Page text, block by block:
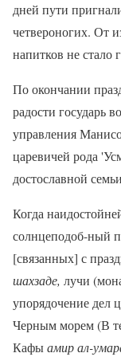
дней пути
четвероногих. От
напитков не стало
По окончании
радости государь
управления
царевичей рода
достославной
Когда
солнцеподоб-ный
[связанных] с
шахзаде, лучи
упорядочение дел
Черным морем (В
Кафыамир ал-